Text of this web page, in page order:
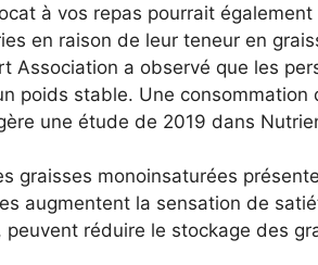
à vos repas pourrait
en raison de leur teneur en
Association a observé que les
poids stable. Une
une étude de 2019 dans
graisses monoinsaturées
augmentent la sensation de
peuvent réduire le stockage des